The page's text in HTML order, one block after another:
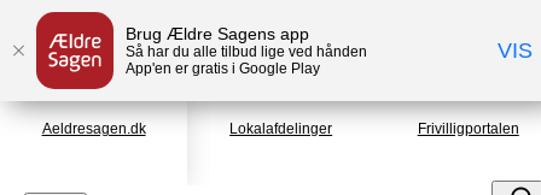
Brug Ældre Sagens app
Så har du alle tilbud lige ved hånden
App'en er gratis i Google Play
VIS
Aeldresagen.dk Lokalafdelinger Frivilligportalen